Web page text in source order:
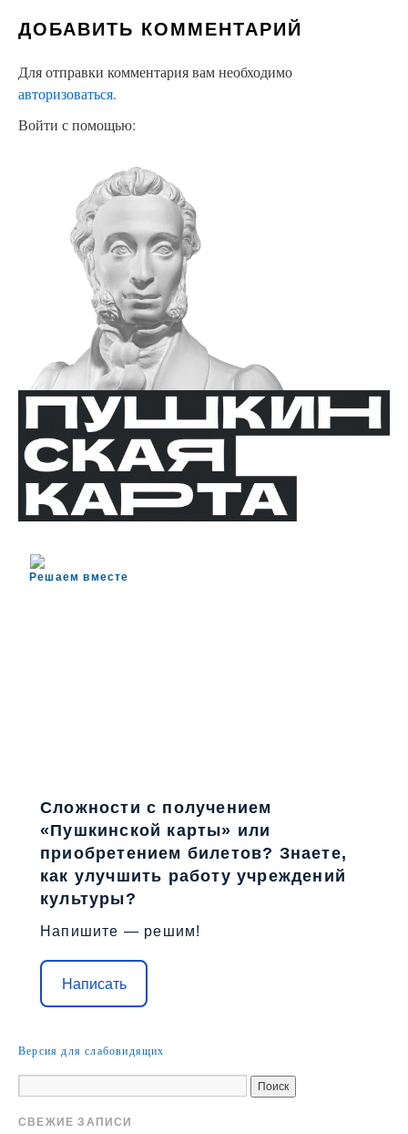
ДОБАВИТЬ КОММЕНТАРИЙ
Для отправки комментария вам необходимо
авторизоваться.
Войти с помощью:
Решаем вместе
Сложности с получением
«Пушкинской карты» или
приобретением билетов? Знаете,
как улучшить работу учреждений
культуры?
Напишите — решим!
Написать
Версия для слабовидящих
СВЕЖИЕ ЗАПИСИ